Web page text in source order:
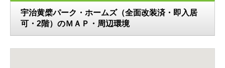
宇治黄檗パーク・ホームズ（全面改装済・即入居
可・2階）のＭＡＰ・周辺環境